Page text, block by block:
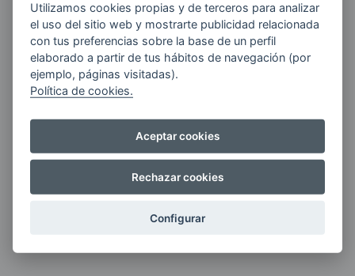
Quiero recibir las últimas novedades de AVIA
ENERGIAS por cualquier medio, incluido
electrónico.Más información
Si tienes alguna duda durante el
pedido escríbenos a:
contacto@clickgasoil.com
Utilizamos cookies propias y de terceros para analizar
el uso del sitio web y mostrarte publicidad relacionada
con tus preferencias sobre la base de un perfil
elaborado a partir de tus hábitos de navegación (por
ejemplo, páginas visitadas).
Política de cookies.
Aceptar cookies
Rechazar cookies
Configurar